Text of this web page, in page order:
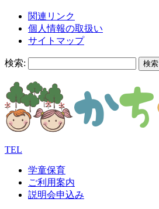
関連リンク
個人情報の取扱い
サイトマップ
検索:
TEL
学童保育
ご利用案内
説明会申込み